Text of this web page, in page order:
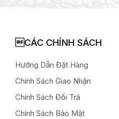
CÁC CHÍNH SÁCH
Hướng Dẫn Đặt Hàng
Chính Sách Giao Nhận
Chính Sách Đổi Trả
Chính Sách Bảo Mật